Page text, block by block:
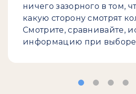
ничего зазорного в том,
какую сторону смотрят
Смотрите, сравнивайте,
информацию при выборе